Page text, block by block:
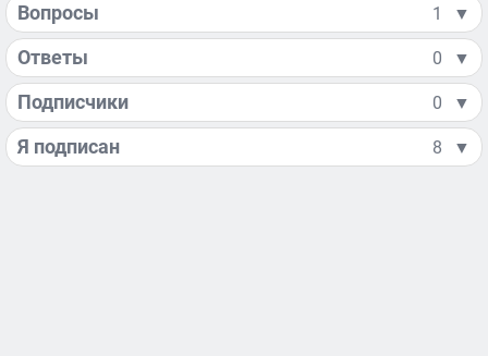
Вопросы 1 ▼
Ответы 0 ▼
Подписчики 0 ▼
Я подписан 8 ▼